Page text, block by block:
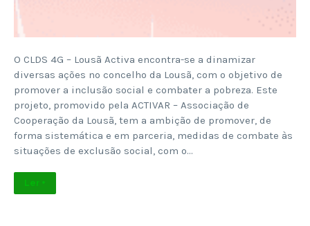
O CLDS 4G – Lousã Activa encontra-se a dinamizar
diversas ações no concelho da Lousã, com o objetivo de
promover a inclusão social e combater a pobreza. Este
projeto, promovido pela ACTIVAR – Associação de
Cooperação da Lousã, tem a ambição de promover, de
forma sistemática e em parceria, medidas de combate às
situações de exclusão social, com o…
Ler +